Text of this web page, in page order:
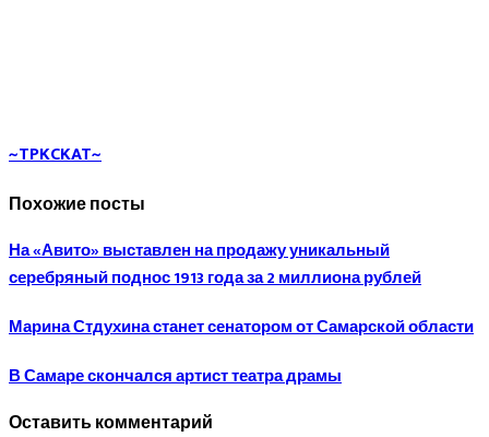
~TPKCKAT~
Похожие посты
На «Авито» выставлен на продажу уникальный
серебряный поднос 1913 года за 2 миллиона рублей
Марина Стдухина станет сенатором от Самарской области
В Самаре скончался артист театра драмы
Оставить комментарий